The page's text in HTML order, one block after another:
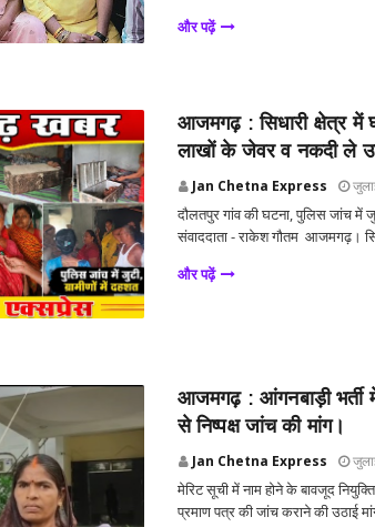
और पढ़ें
आजमगढ़ : सिधारी क्षेत्र में
लाखों के जेवर व नकदी ले
Jan Chetna Express
दौलतपुर गांव की घटना, पुलिस जांच में
संवाददाता - राकेश गौतम आजमगढ़।
और पढ़ें
आजमगढ़ : आंगनबाड़ी भर्ती
से निष्पक्ष जांच की मांग।
Jan Chetna Express
मेरिट सूची में नाम होने के बावजूद
प्रमाण पत्र की जांच कराने की उठाई